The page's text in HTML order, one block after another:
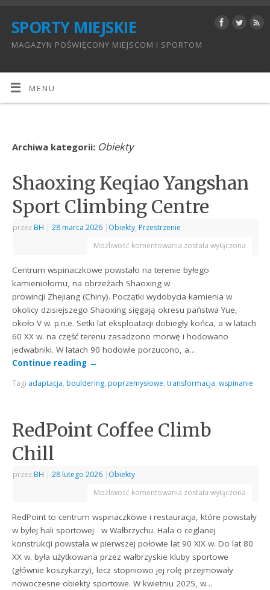
SPORTY MIEJSKIE
MAGAZYN POŚWIĘCONY MIEJSCOM I SPORTOM
MENU
Archiwa kategorii: Obiekty
Shaoxing Keqiao Yangshan
Sport Climbing Centre
przez BH | 28 marca 2026 | Obiekty, Przestrzenie
Możliwość komentowania została wyłączona
Centrum wspinaczkowe powstało na terenie byłego
kamieniołomu, na obrzeżach Shaoxing w
prowincji Zhejiang (Chiny). Początki wydobycia kamienia w
okolicy dzisiejszego Shaoxing sięgają okresu państwa Yue,
około V w. p.n.e. Setki lat eksploatacji dobiegły końca, a w latach
60 XX w. na część terenu zasadzono morwę i hodowano
jedwabniki. W latach 90 hodowle porzucono, a…
Continue reading →
Tagi adaptacja, bouldering, poprzemysłowe,transformacja,wspinanie
RedPoint Coffee Climb
Chill
przez BH | 28 lutego 2026 | Obiekty
Możliwość komentowania została wyłączona
RedPoint to centrum wspinaczkowe i restauracja, które powstały
w byłej hali sportowej w Wałbrzychu. Hala o ceglanej
konstrukcji powstała w pierwszej połowie lat 90 XIX w. Do lat 80
XX w. była użytkowana przez wałbrzyskie kluby sportowe
(głównie koszykarzy), lecz stopniowo jej rolę przejmowały
nowoczesne obiekty sportowe. W kwietniu 2025, w…